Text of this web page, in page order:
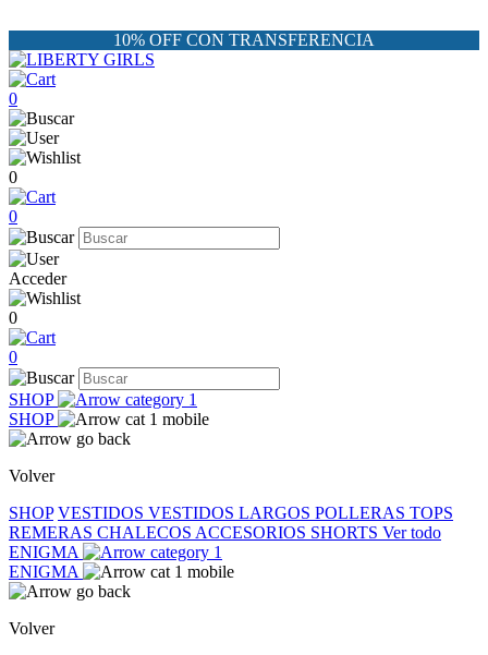
10% OFF CON TRANSFERENCIA
0
0
0
Acceder
0
0
SHOP
SHOP
Volver
SHOP VESTIDOS VESTIDOS LARGOS POLLERAS TOPS
REMERAS CHALECOS ACCESORIOS SHORTS Ver todo
ENIGMA
ENIGMA
Volver